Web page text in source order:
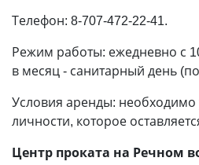
Телефон: 8-707-472-22-41.
Режим работы: ежедневно с
в месяц - санитарный день
Условия аренды: необходимо
личности, которое
Центр проката на Речном